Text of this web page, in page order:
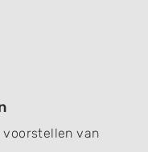
voorstellen van